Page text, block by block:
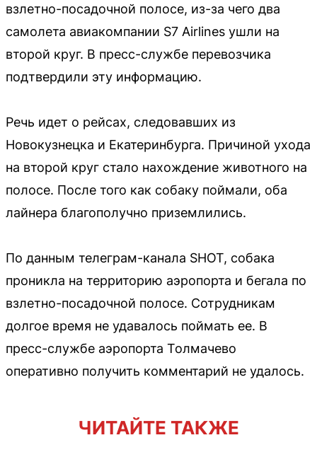
взлетно-посадочной полосе, из-за чего два
самолета авиакомпании S7 Airlines ушли на
второй круг. В пресс-службе перевозчика
подтвердили эту информацию.
Речь идет о рейсах, следовавших из
Новокузнецка и Екатеринбурга. Причиной ухода
на второй круг стало нахождение животного на
полосе. После того как собаку поймали, оба
лайнера благополучно приземлились.
По данным телеграм-канала SHOT, собака
проникла на территорию аэропорта и бегала по
взлетно-посадочной полосе. Сотрудникам
долгое время не удавалось поймать ее. В
пресс-службе аэропорта Толмачево
оперативно получить комментарий не удалось.
ЧИТАЙТЕ ТАКЖЕ